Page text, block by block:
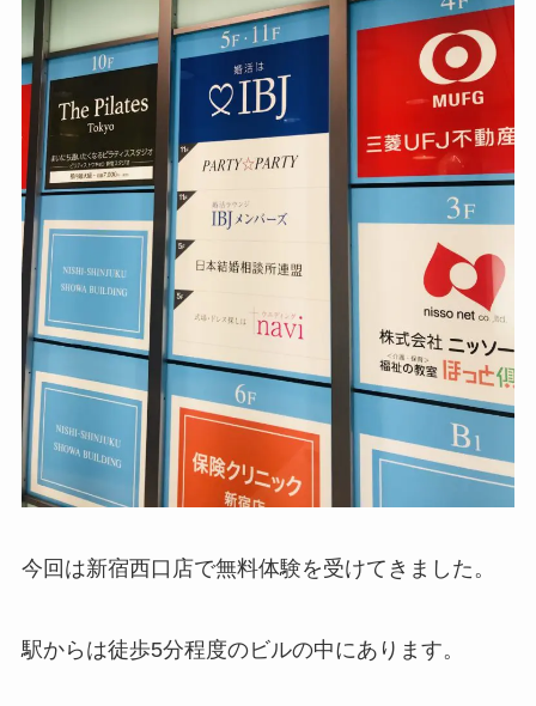
今回は新宿西口店で無料体験を受けてきました。
駅からは徒歩5分程度のビルの中にあります。